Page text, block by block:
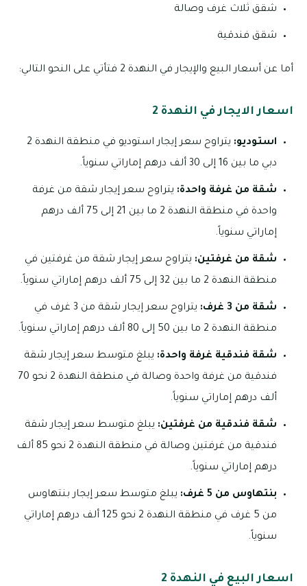
شقق ثلاث غرف وصالة
شقق فندقية
أما عن أسعار البيع والإيجار في النهدة 2 فتأتي على النحو التالي:
اسعار الايجار في النهدة 2
استوديو:
يتراوح سعر إيجار استوديو في منطقة النهدة 2
دبي ما بين 16 إلى 30 ألف درهم إماراتي سنوياً.
شقة من غرفة واحدة: يتراوح سعر إيجار شقة من غرفة
واحدة في منطقة النهدة 2 ما بين 21 إلى 75 ألف درهم
إماراتي سنوياً.
شقة من غرفتين: يتراوح سعر إيجار شقة من غرفتين في
منطقة النهدة 2 ما بين 32 إلى 75 ألف درهم إماراتي سنوياً.
شقة من 3 غرف:
يتراوح سعر إيجار شقة من 3 غرف في
منطقة النهدة 2 ما بين 50 إلى 80 ألف درهم إماراتي سنوياً.
شقة فندقية غرفة واحدة: يبلغ متوسط سعر إيجار شقة
فندقية من غرفة واحدة وصالة في منطقة النهدة 2 نحو 70
ألف درهم إماراتي سنوياً.
شقة فندقية من غرفتين: يبلغ متوسط سعر إيجار شقة
فندقية من غرفتين وصالة في منطقة النهدة 2 نحو 85 ألف
درهم إماراتي سنوياً.
بنتهاوس من 5 غرف:
يبلغ متوسط سعر إيجار بنتهاوس
من 5 غرف في منطقة النهدة 2 نحو 125 ألف درهم إماراتي
سنوياً.
اسعار البيع في النهدة 2